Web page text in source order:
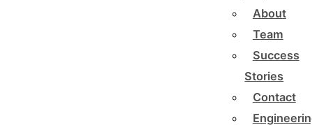
About
Team
Success
Stories
Contact